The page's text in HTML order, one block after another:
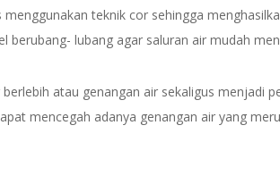
teknik cor sehingga
berubang- lubang agar saluran air mudah
atau genangan air sekaligus menjadi
mencegah adanya genangan air yang